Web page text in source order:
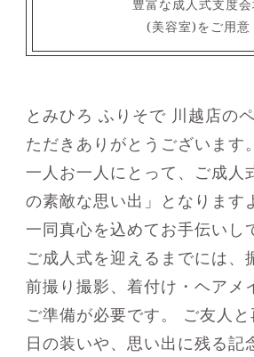
豊富な成人式支度
(美容室)をご用意
とみひろ ふりそで 川越店の
ただきありがとうございます。
一人お一人にとって、ご成人
の素敵な思い出」となります
一同真心を込めてお手伝いし
ご成人式を迎えるまでには、
前撮り撮影、着付け・ヘアメ
ご準備が必要です。
ご友人
日の装いや、思い出に残る記